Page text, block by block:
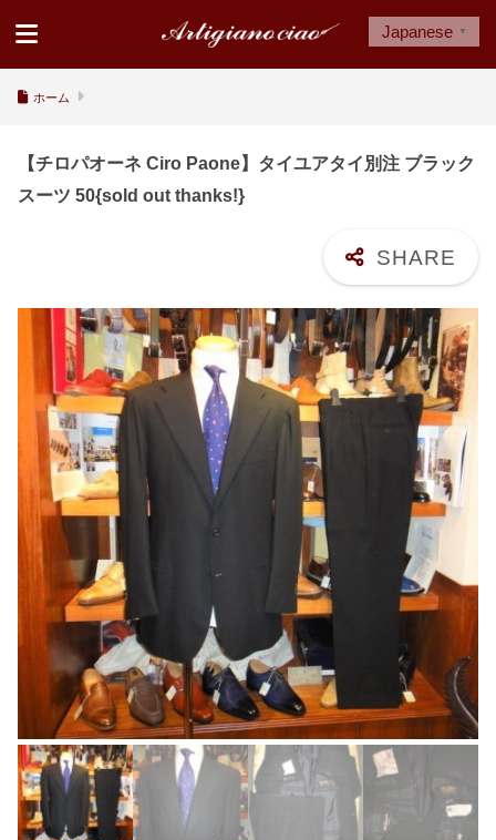
ホーム
【チロパオーネ Ciro Paone】タイユアタイ別注 ブラック
スーツ 50{sold out thanks!}
Japanese ▼